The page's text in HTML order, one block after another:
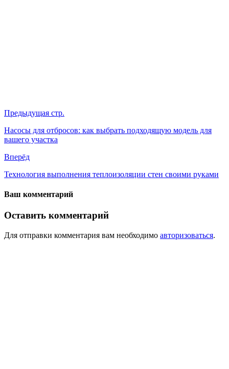
Предыдущая стр.
Насосы для отбросов: как выбрать подходящую модель для
вашего участка
Вперёд
Технология выполнения теплоизоляции стен своими руками
Ваш комментарий
Оставить комментарий
Для отправки комментария вам необходимо авторизоваться.